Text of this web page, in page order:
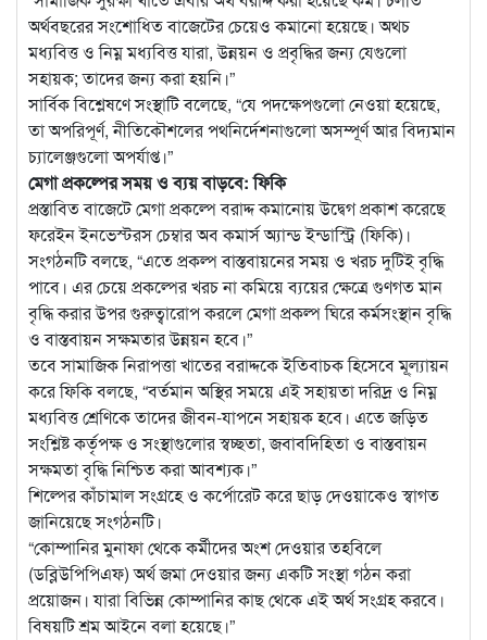
অর্থবছরের সংশোধিত বাজেটের চেয়েও কমানো হয়েছে। অথচ
মধ্যবিত্ত ও নিম্ন মধ্যবিত্ত যারা, উন্নয়ন ও প্রবৃদ্ধির জন্য যেগুলো
সহায়ক; তাদের জন্য করা হয়নি।”
সার্বিক বিশ্লেষণে সংস্থাটি বলেছে, “যে পদক্ষেপগুলো নেওয়া হয়েছে,
তা অপরিপূর্ণ, নীতিকৌশলের পথনির্দেশনাগুলো অসম্পূর্ণ আর বিদ্যমান
চ্যালেঞ্জগুলো অপর্যাপ্ত।”
মেগা প্রকল্পের সময় ও ব্যয় বাড়বে: ফিকি
প্রস্তাবিত বাজেটে মেগা প্রকল্পে বরাদ্দ কমানোয় উদ্বেগ প্রকাশ করেছে
ফরেইন ইনভেস্টরস চেম্বার অব কমার্স অ্যান্ড ইন্ডাস্ট্রি (ফিকি)।
সংগঠনটি বলছে, “এতে প্রকল্প বাস্তবায়নের সময় ও খরচ দুটিই বৃদ্ধি
পাবে। এর চেয়ে প্রকল্পের খরচ না কমিয়ে ব্যয়ের ক্ষেত্রে গুণগত মান
বৃদ্ধি করার উপর গুরুত্বারোপ করলে মেগা প্রকল্প ঘিরে কর্মসংস্থান বৃদ্ধি
ও বাস্তবায়ন সক্ষমতার উন্নয়ন হবে।”
তবে সামাজিক নিরাপত্তা খাতের বরাদ্দকে ইতিবাচক হিসেবে মূ্ল্যায়ন
করে ফিকি বলছে, “বর্তমান অস্থির সময়ে এই সহায়তা দরিদ্র ও নিম্ন
মধ্যবিত্ত শ্রেণিকে তাদের জীবন-যাপনে সহায়ক হবে। এতে জড়িত
সংশ্লিষ্ট কর্তৃপক্ষ ও সংস্থাগুলোর স্বচ্ছতা, জবাবদিহিতা ও বাস্তবায়ন
সক্ষমতা বৃদ্ধি নিশ্চিত করা আবশ্যক।”
শিল্পের কাঁচামাল সংগ্রহে ও কর্পোরেট করে ছাড় দেওয়াকেও স্বাগত
জানিয়েছে সংগঠনটি।
“কোম্পানির মুনাফা থেকে কর্মীদের অংশ দেওয়ার তহবিলে
(ডব্লিউপিপিএফ) অর্থ জমা দেওয়ার জন্য একটি সংস্থা গঠন করা
প্রয়োজন। যারা বিভিন্ন কোম্পানির কাছ থেকে এই অর্থ সংগ্রহ করবে।
বিষয়টি শ্রম আইনে বলা হয়েছে।”